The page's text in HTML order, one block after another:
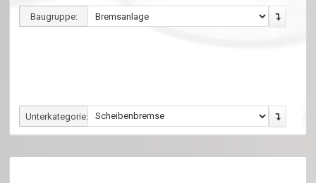
Baugruppe:
Unterkategorie: